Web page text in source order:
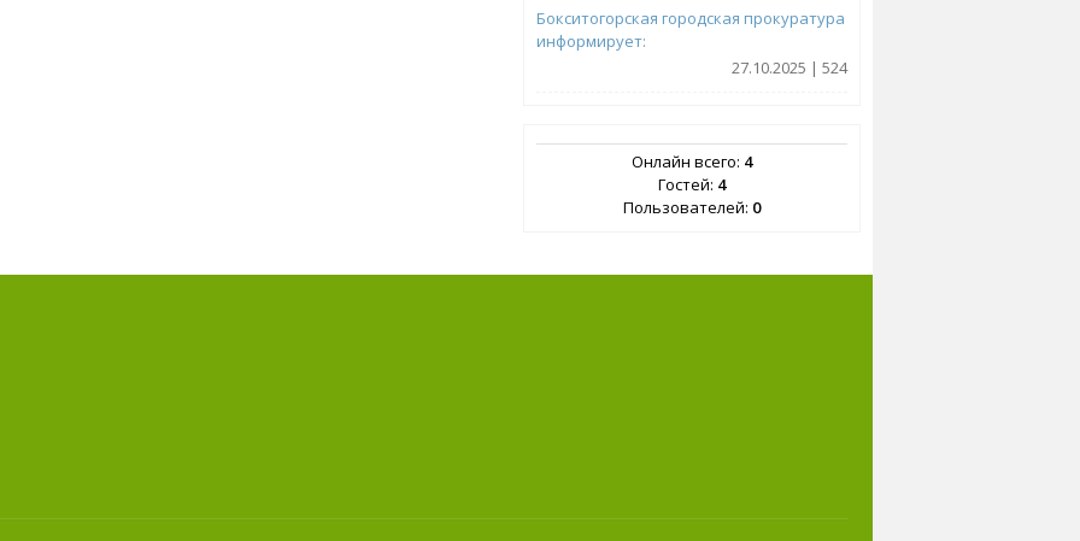
Бокситогорская городская прокуратура
информирует:
27.10.2025 | 524
Онлайн всего: 4
Гостей: 4
Пользователей: 0